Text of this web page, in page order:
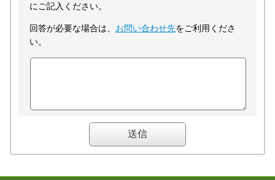
にご記入ください。
回答が必要な場合は、 お問い合わせ先をご利用くださ
い。